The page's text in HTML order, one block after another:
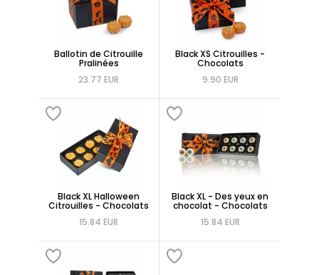
Ballotin de Citrouille
Pralinées
23.77 EUR
Black XS Citrouilles -
Chocolats
9.90 EUR
Black XL Halloween
Citrouilles - Chocolats
15.84 EUR
Black XL - Des yeux en
chocolat - Chocolats
15.84 EUR